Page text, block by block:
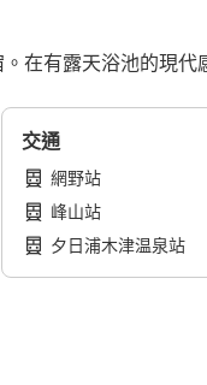
在有露天浴池的現代
交通
網野站
峰山站
夕日浦木津温泉站